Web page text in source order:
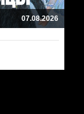
07.08.2026